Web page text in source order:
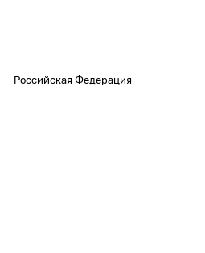
Российская Федерация